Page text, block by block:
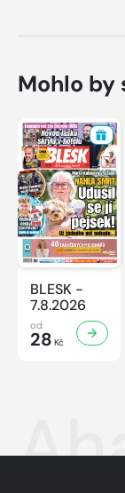
Mohlo by
BLESK -
7.8.2026
od
28 Kč